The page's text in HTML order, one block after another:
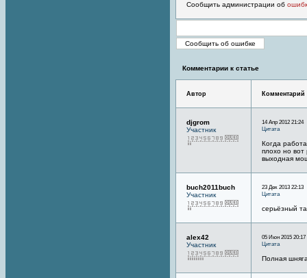
Сообщить администрации об
Комментарии к статье
Автор Комментарий
djgrom
Участник
14 Апр 2012 21:24
Цитата
Когда
плохо но вот
выходная
buch2011buch
Участник
23 Дек 2013 22:13
Цитата
серьёзный
alex42
Участник
05 Июн 2015 20:17
Цитата
Полная